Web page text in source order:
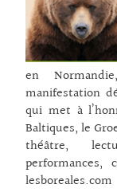
en
manifestation
qui met à
Baltiques, le
théâtre,
performances,
lesboreales.com